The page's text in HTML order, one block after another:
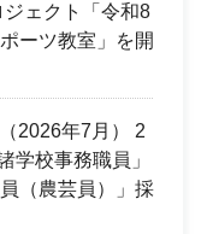
ェクト「令和8
ーツ教室」を開
2026年7月） 2
学校事務職員」
（農芸員）」採